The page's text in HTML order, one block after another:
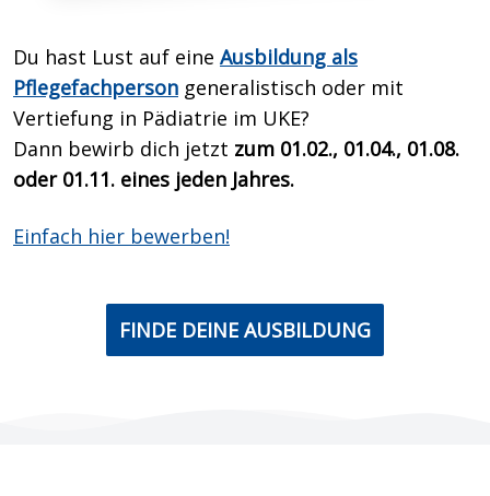
Du hast Lust auf eine Ausbildung als
Pflegefachperson generalistisch oder mit
Vertiefung in Pädiatrie im UKE?
Dann bewirb dich jetzt zum 01.02., 01.04., 01.08.
oder 01.11. eines jeden Jahres.
Einfach hier bewerben!
FINDE DEINE AUSBILDUNG